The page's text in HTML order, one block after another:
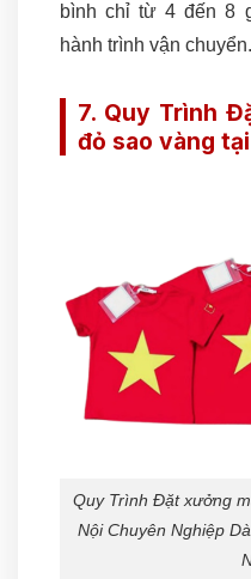
bình chỉ từ 4 đến 8
hành trình vận chuyển.
7. Quy Trình
đỏ sao vàng
Quy Trình Đặt xưởng
Nội Chuyên Nghiệp